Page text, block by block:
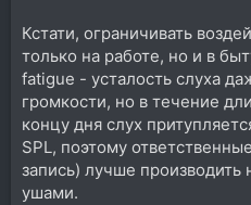
Кстати, ограничивать
только на работе, но и в
fatigue - усталость слуха
громкости, но в течение
концу дня слух
SPL, поэтому
запись) лучше
ушами.